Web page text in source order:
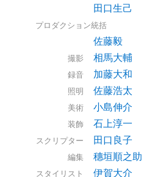
田口生己
プロダクション統括
佐藤毅
撮影 相馬大輔
録音 加藤大和
照明 佐藤浩太
美術 小島伸介
装飾 石上淳一
スクリプター 田口良子
編集 穗垣順之助
スタイリスト 伊賀大介